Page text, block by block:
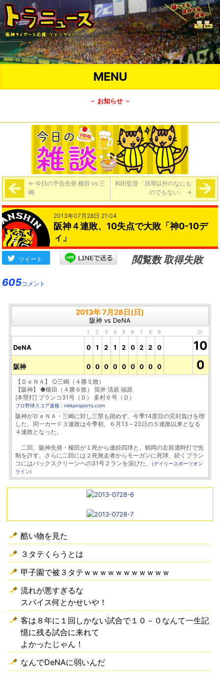
MENU
－ お知らせ －
← 今日の予告先発 榎田 vs 三
嶋
和田監督「屈辱以外のなにも
のでもない」 →
2013年07月28日 21:04
阪神４連敗、10失点で大敗「神0-10デ
ィ」
ツイート
閲覧数 取得失敗
605コメント
2013年 7月28日(日)
阪神 vs DeNA
1 2 3 4 5 6 7 8 9 計
DeNA 0 1 2 1 2 0 2 2 0 10
阪神 0 0 0 0 0 0 0 0 0 0
【ＤｅＮＡ】 ○三嶋（４勝５敗）
【阪神】 ●榎田（４勝６敗） 筒井 清原 福原
[本塁打] ブランコ31号（Ｄ） 多村６号（Ｄ）
プロ野球スコア速報 : nikkansports.com
阪神がＤｅＮＡ・三嶋に対し三塁も踏めず、今季14度目の完封負けを喫
した。同一カード３連敗は今季初。６月13～23日の５連敗以来となる
４連敗となった。
二回、阪神先発・榎田が１死から連続四球と、鶴岡の左前適時打で先
制を許す。さらに二回には２死無走者からモーガンに死球、続くブラン
コにはバックスクリーンへの31号２ランを浴びた。
(デイリースポーツオン
ライン)
酷い物を見た
３タテくらうとは
甲子園で被３タテｗｗｗｗｗｗｗｗｗｗｗ
流れが悪すぎるな
スパイス何とかせいや！
客は８年に１回しかない試合で１０－０なんて一生記
憶に残る試合に来れて
よかったじゃん！
なんでDeNAに弱いんだ